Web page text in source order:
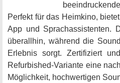
Perfekt für das Heimkino,
App und Sprachassistenten.
überallhin, während die
Erlebnis sorgt. Zertifiziert
Refurbished-Variante eine
Möglichkeit, hochwertigen